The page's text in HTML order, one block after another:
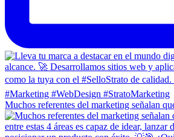
Muchos referentes del marketing señalan